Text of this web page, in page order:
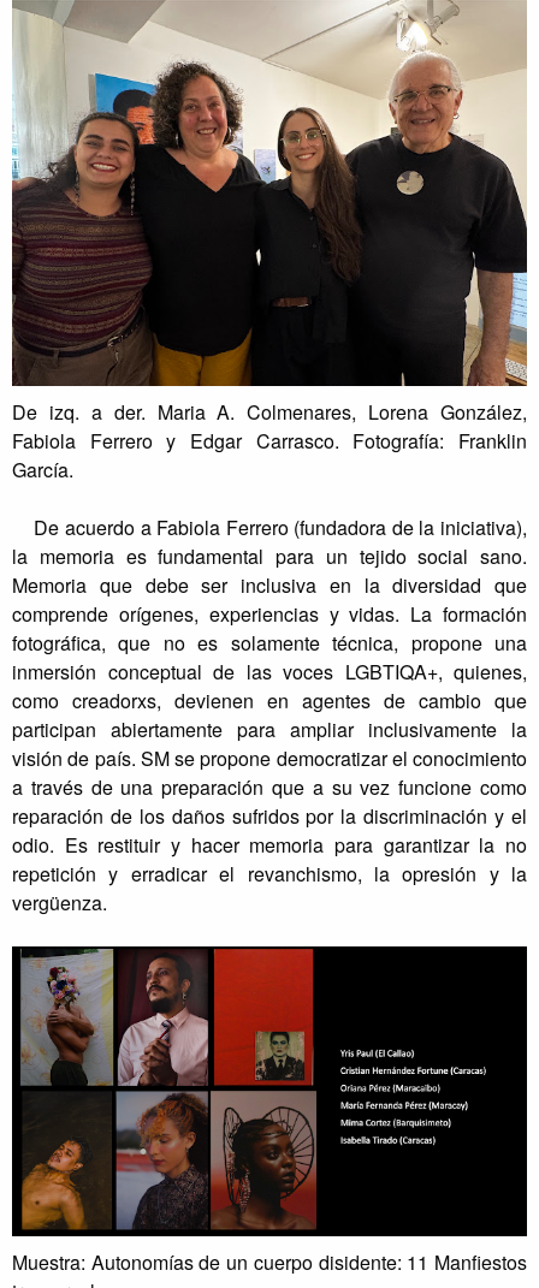
De izq. a der. Maria A. Colmenares, Lorena González,
Fabiola Ferrero y Edgar Carrasco. Fotografía: Franklin
García.
De acuerdo a Fabiola Ferrero (fundadora de la iniciativa),
la memoria es fundamental para un tejido social sano.
Memoria que debe ser inclusiva en la diversidad que
comprende orígenes, experiencias y vidas. La formación
fotográfica, que no es solamente técnica, propone una
inmersión conceptual de las voces LGBTIQA+, quienes,
como creadorxs, devienen en agentes de cambio que
participan abiertamente para ampliar inclusivamente la
visión de país. SM se propone democratizar el conocimiento
a través de una preparación que a su vez funcione como
reparación de los daños sufridos por la discriminación y el
odio. Es restituir y hacer memoria para garantizar la no
repetición y erradicar el revanchismo, la opresión y la
vergüenza.
Muestra: Autonomías de un cuerpo disidente: 11 Manfiestos